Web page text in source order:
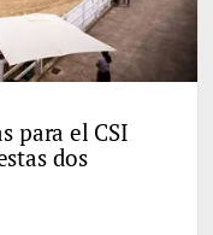
para el CSI
dos